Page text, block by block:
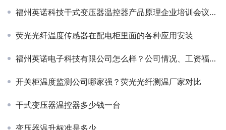
福州英诺科技干式变压器温控器产品原理企业培训会议总结
荧光光纤温度传感器在配电柜里面的各种应用安装
福州英诺电子科技有限公司怎么样？公司情况、工资福利、通勤环境和发展空间介绍
开关柜温度监测公司哪家强？荧光光纤测温厂家对比
干式变压器温控器多少钱一台
变压器温升标准是多少